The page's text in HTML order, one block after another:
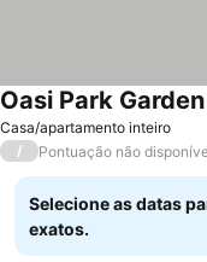
Casa/apartamento inteiro
Oasi Park
/ Pontuação não
Selecione as datas
exatos.